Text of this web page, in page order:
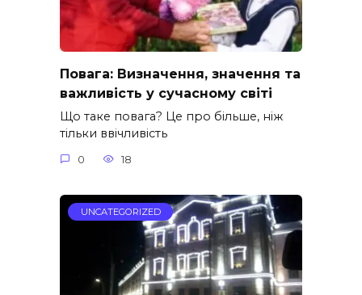
Повага: Визначення, значення та
важливість у сучасному світі
Що таке повага? Це про більше, ніж
тільки ввічливість
0 18
UNCATEGORIZED